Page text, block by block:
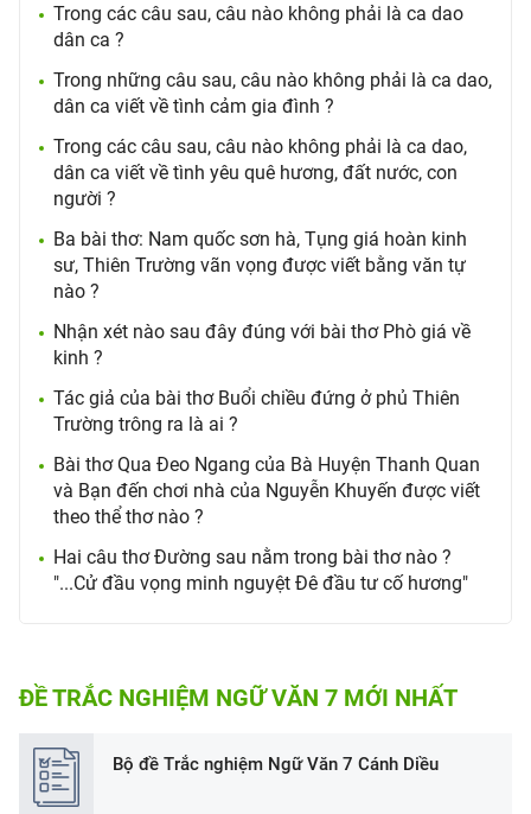
Trong các câu sau, câu nào không phải là ca dao
dân ca ?
Trong những câu sau, câu nào không phải là ca dao,
dân ca viết về tình cảm gia đình ?
Trong các câu sau, câu nào không phải là ca dao,
dân ca viết về tình yêu quê hương, đất nước, con
người ?
Ba bài thơ: Nam quốc sơn hà, Tụng giá hoàn kinh
sư, Thiên Trường vãn vọng được viết bằng văn tự
nào ?
Nhận xét nào sau đây đúng với bài thơ Phò giá về
kinh ?
Tác giả của bài thơ Buổi chiều đứng ở phủ Thiên
Trường trông ra là ai ?
Bài thơ Qua Đeo Ngang của Bà Huyện Thanh Quan
và Bạn đến chơi nhà của Nguyễn Khuyến được viết
theo thể thơ nào ?
Hai câu thơ Đường sau nằm trong bài thơ nào ?
"...Cử đầu vọng minh nguyệt Đê đầu tư cố hương"
ĐỀ TRẮC NGHIỆM NGỮ VĂN 7 MỚI NHẤT
Bộ đề Trắc nghiệm Ngữ Văn 7 Cánh Diều